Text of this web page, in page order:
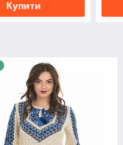
Купити